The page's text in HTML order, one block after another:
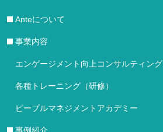
Anteについて
事業内容
エンゲージメント向上コンサルティング
各種トレーニング（研修）
ピープルマネジメントアカデミー
事例紹介